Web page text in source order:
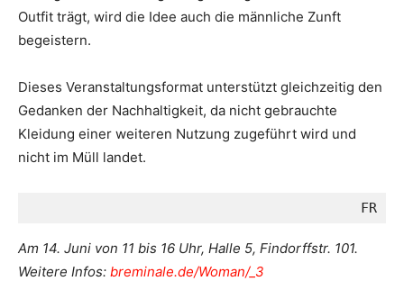
Outfit trägt, wird die Idee auch die männliche Zunft
begeistern.
Dieses Veranstaltungsformat unterstützt gleichzeitig den
Gedanken der Nachhaltigkeit, da nicht gebrauchte
Kleidung einer weiteren Nutzung zugeführt wird und
nicht im Müll landet.
FR
Am 14. Juni von 11 bis 16 Uhr, Halle 5, Findorffstr. 101.
Weitere Infos: breminale.de/Woman/_3